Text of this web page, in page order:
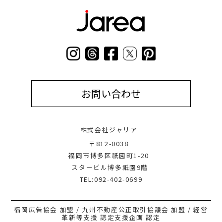
お問い合わせ
株式会社ジャリア
〒812-0038
福岡市博多区祇園町1-20
スタービル博多祇園9階
TEL:092-402-0699
福岡広告協会 加盟 / 九州不動産公正取引協議会 加盟 / 経営
革新等支援 認定支援企画 認定